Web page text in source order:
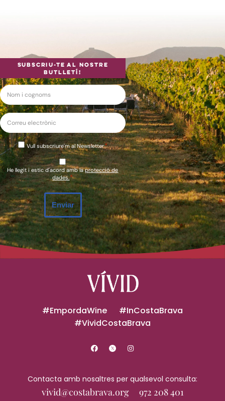
Subscriu-te al nostre
butlletí!
Nom
i
cognoms*
Correu
electrònic*
Consentiment
Newsletter*
Vull subscriure'm al Newsletter*
Consentiment
legal*
He llegit i estic d'acord amb laprotecció de
dades.*
Enviar
#EmpordaWine
#InCostaBrava
#VividCostaBrava
Contacta amb nosaltres per qualsevol consulta:
vivid@costabrava.org 972 208 401